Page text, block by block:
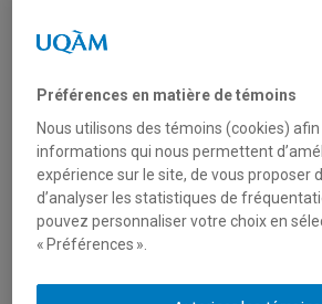
seconds
seconds
Attribution d’un
honoris causa à
Préférences en matière de témoins
Nous utilisons des témoins (cookies)
informations qui nous permettent
expérience sur le site, de vous proposer
d’analyser les statistiques de
pouvez personnaliser votre choix en
« Préférences ».